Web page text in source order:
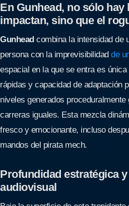
En Gunhead, no sólo hay
impactan, sino que el
Gunheadcombina la intensidad de
persona con la imprevisibilidad de
espacial en la que se entra es
rápidas y capacidad de adaptación
niveles generados
carreras iguales. Esta mezcla
fresco y emocionante, incluso
mandos del pirata mech.
Profundidad estratégica
audiovisual